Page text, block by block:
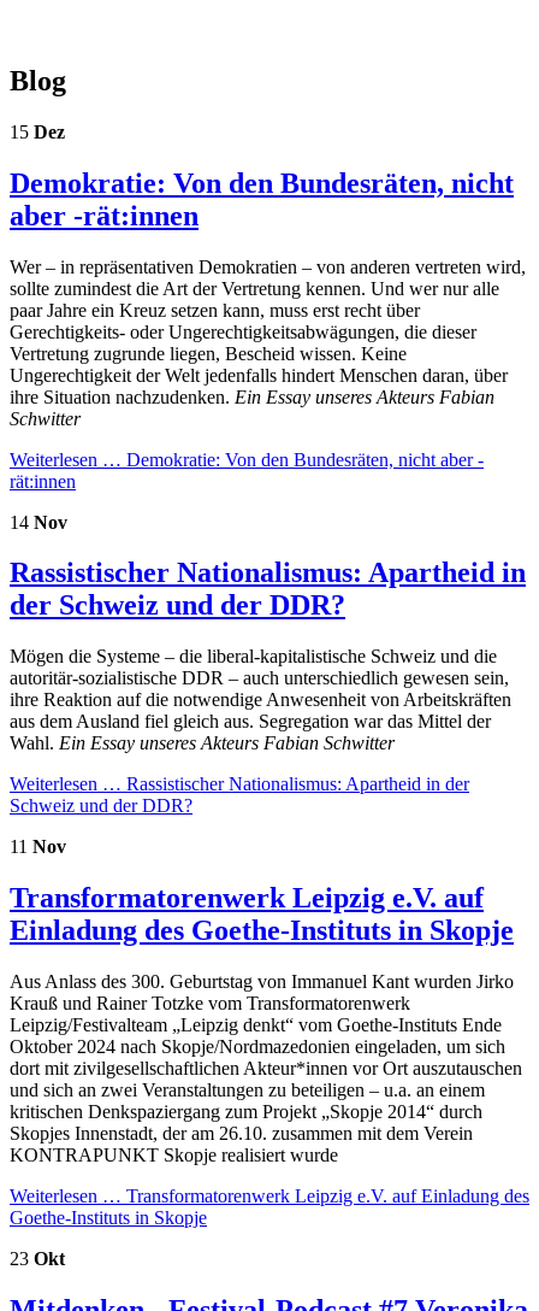
Blog
15 Dez
Demokratie: Von den Bundesräten, nicht
aber -rät:innen
Wer – in repräsentativen Demokratien – von anderen vertreten wird,
sollte zumindest die Art der Vertretung kennen. Und wer nur alle
paar Jahre ein Kreuz setzen kann, muss erst recht über
Gerechtigkeits- oder Ungerechtigkeitsabwägungen, die dieser
Vertretung zugrunde liegen, Bescheid wissen. Keine
Ungerechtigkeit der Welt jedenfalls hindert Menschen daran, über
ihre Situation nachzudenken. Ein Essay unseres Akteurs Fabian
Schwitter
Weiterlesen … Demokratie: Von den Bundesräten, nicht aber -
rät:innen
14 Nov
Rassistischer Nationalismus: Apartheid in
der Schweiz und der DDR?
Mögen die Systeme – die liberal-kapitalistische Schweiz und die
autoritär-sozialistische DDR – auch unterschiedlich gewesen sein,
ihre Reaktion auf die notwendige Anwesenheit von Arbeitskräften
aus dem Ausland fiel gleich aus. Segregation war das Mittel der
Wahl. Ein Essay unseres Akteurs Fabian Schwitter
Weiterlesen … Rassistischer Nationalismus: Apartheid in der
Schweiz und der DDR?
11 Nov
Transformatorenwerk Leipzig e.V. auf
Einladung des Goethe-Instituts in Skopje
Aus Anlass des 300. Geburtstag von Immanuel Kant wurden Jirko
Krauß und Rainer Totzke vom Transformatorenwerk
Leipzig/Festivalteam „Leipzig denkt“ vom Goethe-Instituts Ende
Oktober 2024 nach Skopje/Nordmazedonien eingeladen, um sich
dort mit zivilgesellschaftlichen Akteur*innen vor Ort auszutauschen
und sich an zwei Veranstaltungen zu beteiligen – u.a. an einem
kritischen Denkspaziergang zum Projekt „Skopje 2014“ durch
Skopjes Innenstadt, der am 26.10. zusammen mit dem Verein
KONTRAPUNKT Skopje realisiert wurde
Weiterlesen … Transformatorenwerk Leipzig e.V. auf Einladung des
Goethe-Instituts in Skopje
23 Okt